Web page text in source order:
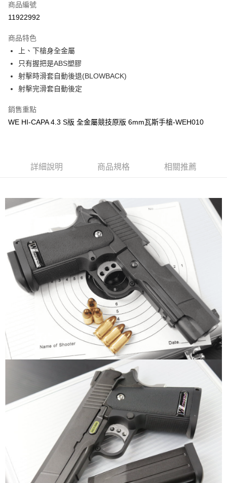
信用卡分期付款
合作金庫商業銀行
華南商業銀行
上海商業儲蓄銀行
國泰世華商業銀行
兆豐國際商業銀行
臺灣中小企業銀行
聯邦商業銀行
永豐商業銀行
超商取貨付款
LINE Pay
Apple Pay
悠遊付
【關於「AFTEE先享後付」】
AFTEE先享後付是「在收到商品之後才付款」的支付方式。 讓您購物簡單
２．便利：只要手機號碼，簡訊認證，即可結帳。
３．安心：先確認商品／服務後，再付款。
【「AFTEE先享後付」結帳流程】
１．於結帳方式選擇「AFTEE先享後付」後，將跳轉至「AFTEE先享後付」
結帳頁面，進行簡訊認證並確認金額後，即可完成結帳。
２．訂單成立數日內，您將收到繳費通知簡訊。
３．收到繳費通知簡訊後14天內，點擊此簡訊中的連結，可透過四大超商／
ATM／網路銀行／等多元方式進行付款，方視為交易完成。
※ 請注意：結帳手續完成當下不需立刻繳費，但若您需要取消訂單，請聯絡
購買商品的店家。未經商家同意取消之訂單仍視為有效，需透過AFTEE先享
後付繳納相關費用。
※ 交易是否成功請以「AFTEE先享後付 」之結帳頁面顯示為準，若有關於
是否繳費成功／繳費後需取消欲退款等相關疑問，請聯繫「AFTEE先享後付
https://netprotections.freshdesk.com/support/home
【注意事項】
１．透過由恩沛科技股份有限公司提供之「AFTEE先享後付」服務完成之交
易，需依本服務之必要範圍內提供個人資料，並將交易相關給付款項請求債
權轉讓予恩沛科技股份有限公司。
２．關於個人資料處理事宜，請瀏覽以下網址：
https://aftee.tw/terms/#terms3
３．未成年的使用者請事先徵得法定代理人或監護人之同意方可使用
「AFTEE先享後付」，若未經同意申辦者引起之損失，本公司不負相關責
４．使用「AFTEE先享後付」時，將依據個別帳號之用戶狀況，依本公司即
時審查核予不同之上限額度；若仍有額度不足之情形，本公司將視審查結果
請求用戶進行身份認證。
５．嚴禁一人註冊多個帳號或使用他人資訊註冊。若發現惡意使用之情形，
恩沛科技股份有限公司將有權停止該用戶之使用額度並採取法律行動。
ATM付款
全家取貨付款
每筆NT$60，滿NT$2,000(含以上)免運費
7-11取貨付款
每筆NT$60，滿NT$2,000(含以上)免運費
7-11取貨(快速到店)
每筆NT$60，滿NT$2,000(含以上)免運費
每筆NT$200，滿NT$2,000(含以上)免運費
宅配
貨到付款-黑貓
每筆NT$200，滿NT$2,000(含以上)免運費
查看運費
商品編號
11922992
商品特色
上、下槍身全金屬
只有握把是ABS塑膠
射擊時滑套自動後退(BLOWBACK)
射擊完滑套自動後定
銷售重點
WE HI-CAPA 4.3 S版 全金屬競技原版 6mm瓦斯手槍-WEH010
詳細說明 商品規格 相關推薦